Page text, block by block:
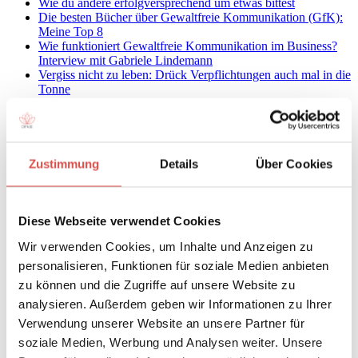
Zustimmung Details Über Cookies
Diese Webseite verwendet Cookies
Wir verwenden Cookies, um Inhalte und Anzeigen zu
personalisieren, Funktionen für soziale Medien anbieten
zu können und die Zugriffe auf unsere Website zu
analysieren. Außerdem geben wir Informationen zu Ihrer
Verwendung unserer Website an unsere Partner für
soziale Medien, Werbung und Analysen weiter. Unsere
Die besten Bücher über Gewaltfreie Kommunikation (GfK):
Meine Top 8
Wie funktioniert Gewaltfreie Kommunikation im Business?
Interview mit Gabriele Lindemann
Vergiss nicht zu leben: Drück Verpflichtungen auch mal in die
Tonne
Ein geduldiger Mensch werden: Die 12 besten
Wie du an deiner Achtsamkeitspraxis dranbleibst
Achtsamkeit und Kinder: Wie du beides unter einen Hut
kriegst
kriegst (2)
Warum Grübeln deine Probleme nicht löst
Wie gehe ich mit Ärger und Wut in der
Achtsamkeitsmeditation um?
3 Expertentipps gegen Unruhe in der Meditation
‚Drei Siebe des Sokrates‘: Kommuniziere mit Weisheit
Bewusste Lebensgestaltung: Werde Regisseur auf deiner
eigenen Bühne
Mit einem Schlag